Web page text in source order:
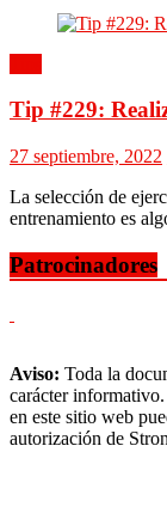
Tip #229:
27 septiembre, 2022
La selección de
entrenamiento es
Patrocinadores
Aviso: Toda la
carácter
en este sitio web
autorización de